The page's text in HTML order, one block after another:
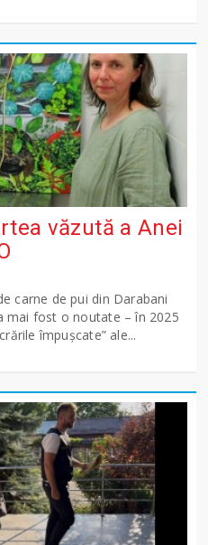
văzută a Anei
carne de pui din Darabani
mai fost o noutate – în 2025
împușcate” ale...